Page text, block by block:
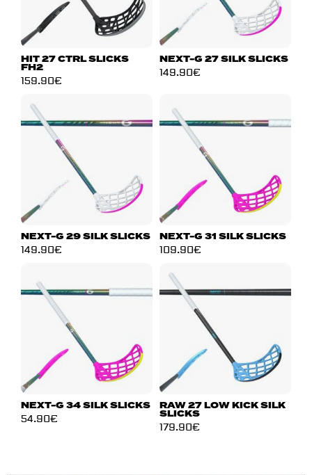
HIT 27 CTRL SLICKS
FH2
159.90€
NEXT-G 27 SILK SLICKS
149.90€
NEXT-G 29 SILK SLICKS
149.90€
NEXT-G 31 SILK SLICKS
109.90€
NEXT-G 34 SILK SLICKS
54.90€
RAW 27 LOW KICK SILK
SLICKS
179.90€